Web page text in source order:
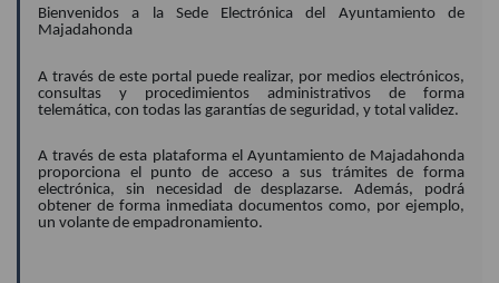
Bienvenidos a la Sede Electrónica del Ayuntamiento de
Majadahonda
A través de este portal puede realizar, por medios electrónicos,
consultas y procedimientos administrativos de forma
telemática, con todas las garantías de seguridad, y total validez.
A través de esta plataforma el Ayuntamiento de Majadahonda
proporciona el punto de acceso a sus trámites de forma
electrónica, sin necesidad de desplazarse. Además, podrá
obtener de forma inmediata documentos como, por ejemplo,
un volante de empadronamiento.